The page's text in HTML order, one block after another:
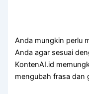
Anda mungkin perlu
Anda agar sesuai
KontenAI.id
mengubah frasa dan